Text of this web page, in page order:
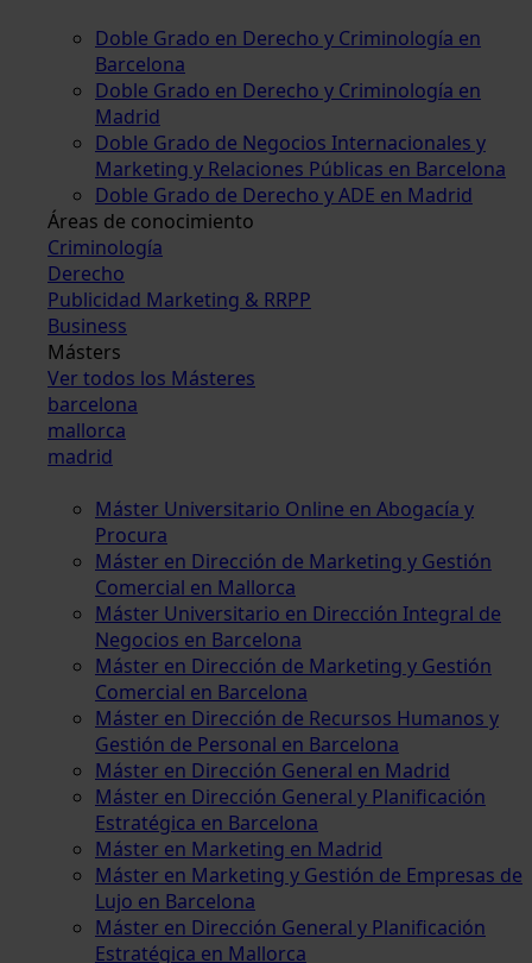
Doble Grado en Derecho y Criminología en
Barcelona
Doble Grado en Derecho y Criminología en
Madrid
Doble Grado de Negocios Internacionales y
Marketing y Relaciones Públicas en Barcelona
Doble Grado de Derecho y ADE en Madrid
Áreas de conocimiento
Criminología
Derecho
Publicidad Marketing & RRPP
Business
Másters
Ver todos los Másteres
barcelona
mallorca
madrid
Máster Universitario Online en Abogacía y
Procura
Máster en Dirección de Marketing y Gestión
Comercial en Mallorca
Máster Universitario en Dirección Integral de
Negocios en Barcelona
Máster en Dirección de Marketing y Gestión
Comercial en Barcelona
Máster en Dirección de Recursos Humanos y
Gestión de Personal en Barcelona
Máster en Dirección General en Madrid
Máster en Dirección General y Planificación
Estratégica en Barcelona
Máster en Marketing en Madrid
Máster en Marketing y Gestión de Empresas de
Lujo en Barcelona
Máster en Dirección General y Planificación
Estratégica en Mallorca